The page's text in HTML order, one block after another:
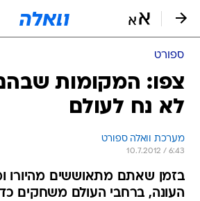
ספורט
צפו: המקומות
לא נח לעולם
מערכת וואלה ספורט
10.7.2012 / 6:43
בזמן שאתם מתאוששים מהיורו
העונה, ברחבי העולם משחקים